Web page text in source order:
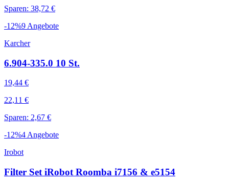
Sparen: 38,72 €
-12%9 Angebote
Karcher
6.904-335.0 10 St.
19,44 €
22,11 €
Sparen: 2,67 €
-12%4 Angebote
Irobot
Filter Set iRobot Roomba i7156 & e5154